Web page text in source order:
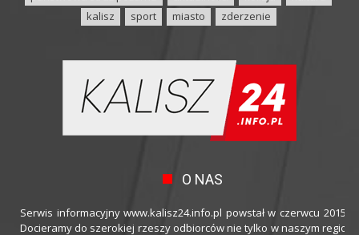
kalisz
sport miasto zderzenie
O NAS
Serwis informacyjny www.kalisz24.info.pl powstał w czerwcu 2015
Docieramy do szerokiej rzeszy odbiorców nie tylko w naszym